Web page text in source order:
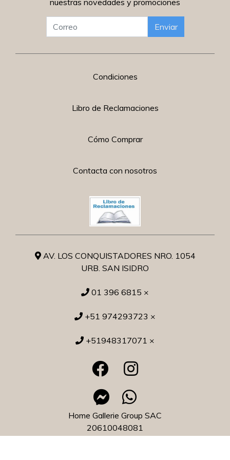
nuestras novedades y promociones
Enviar
Condiciones
Libro de Reclamaciones
Cómo Comprar
Contacta con nosotros
AV. LOS CONQUISTADORES NRO. 1054
URB. SAN ISIDRO
01 396 6815 ×
+51 974293723 ×
+51948317071 ×
Home Gallerie Group SAC
20610048081